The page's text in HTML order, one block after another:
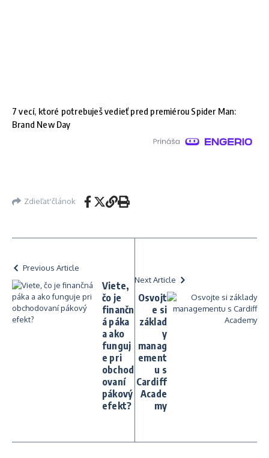
7 vecí, ktoré potrebuješ vedieť pred premiérou Spider Man:
Brand New Day
Zdieľať článok
Previous Article
Viete,
čo je
finančn
á páka
a ako
funguj
e pri
obchod
ovaní
pákový
efekt?
Next Article
Osvojt
e si
základ
y
manag
ement
u s
Cardiff
Acade
my